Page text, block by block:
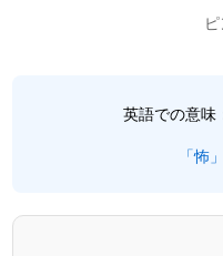
英語での意味
「怖